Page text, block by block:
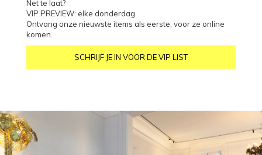
Net te laat?
VIP PREVIEW: elke donderdag
Ontvang onze nieuwste items als eerste, voor ze online
komen.
SCHRIJF JE IN VOOR DE VIP LIST